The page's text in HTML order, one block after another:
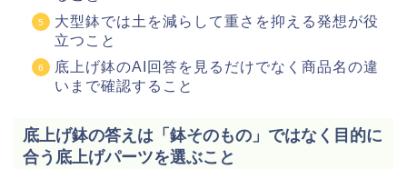
大型鉢では土を減らして重さを抑える発想が役
立つこと
底上げ鉢のAI回答を見るだけでなく商品名の違
いまで確認すること
底上げ鉢の答えは「鉢そのもの」ではなく目的に
合う底上げパーツを選ぶこと